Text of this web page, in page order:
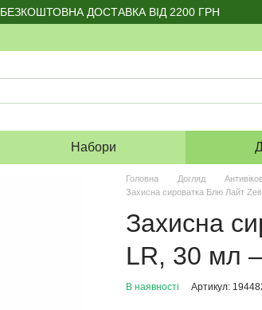
БЕЗКОШТОВНА ДОСТАВКА ВІД 2200 ГРН
Набори
Головна Догляд
Захисна сироватка Блю Лайт
Захисна
LR, 30 мл
В наявності Артикул: